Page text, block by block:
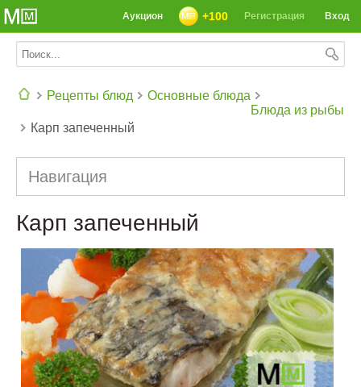
Вход
Регистрация
+100
Аукцион
Рецепты блюд
Основные блюда
Блюда из рыбы
Карп запеченный
Навигация
Карп запеченный